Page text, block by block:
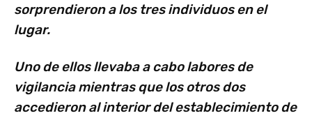
sorprendieron a los tres individuos en el
lugar.
Uno de ellos llevaba a cabo labores de
vigilancia mientras que los otros dos
accedieron al interior del establecimiento de